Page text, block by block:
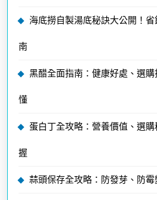
海底撈自製湯底秘訣大公開！
南
黑醋全面指南：健康好處、選
懂
蛋白丁全攻略：營養價值、選
握
蒜頭保存全攻略：防發芽、防